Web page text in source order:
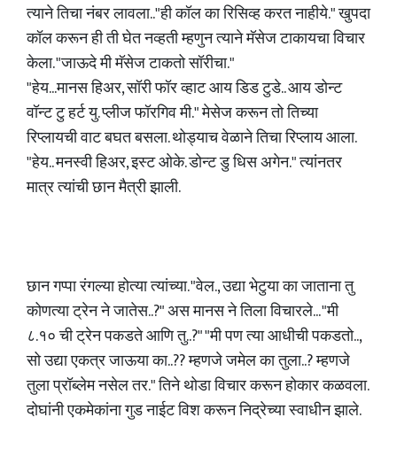
त्याने तिचा नंबर लावला.."ही कॉल का रिसिव्ह करत नाहीये." खुपदा
कॉल करून ही ती घेत नव्हती म्हणुन त्याने मॅसेज टाकायचा विचार
केला. "जाऊदे मी मॅसेज टाकतो सॉरीचा."
"हेय...मानस हिअर, सॉरी फॉर व्हाट आय डिड टुडे.. आय डोन्ट
वॉन्ट टु हर्ट यु. प्लीज फॉरगिव मी." मेसेज करून तो तिच्या
रिप्लायची वाट बघत बसला. थोड्याच वेळाने तिचा रिप्लाय आला.
"हेय.. मनस्वी हिअर, इस्ट ओके. डोन्ट डु धिस अगेन." त्यांनतर
मात्र त्यांची छान मैत्री झाली.
छान गप्पा रंगल्या होत्या त्यांच्या. "वेल., उद्या भेटुया का जाताना तु
कोणत्या ट्रेन ने जातेस..?" अस मानस ने तिला विचारले... "मी
८.१० ची ट्रेन पकडते आणि तु..?" "मी पण त्या आधीची पकडतो..,
सो उद्या एकत्र जाऊया का..?? म्हणजे जमेल का तुला..? म्हणजे
तुला प्रॉब्लेम नसेल तर." तिने थोडा विचार करून होकार कळवला.
दोघांनी एकमेकांना गुड नाईट विश करून निद्रेच्या स्वाधीन झाले.